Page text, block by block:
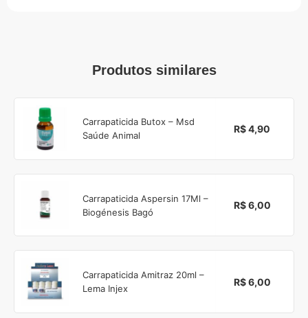
Produtos similares
Carrapaticida Butox – Msd
Saúde Animal
R$ 4,90
Carrapaticida Aspersin 17Ml –
Biogénesis Bagó
R$ 6,00
Carrapaticida Amitraz 20ml –
Lema Injex
R$ 6,00